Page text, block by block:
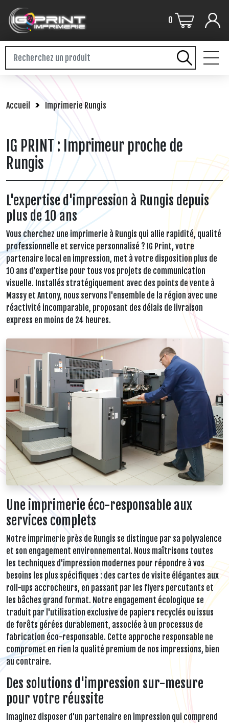
0
FLYERS / DEPLIANT
STICKERS
CARNETS / LIASSES
Accueil Imprimerie Rungis
IG PRINT : Imprimeur proche de
Rungis
L'expertise d'impression à Rungis depuis
plus de 10 ans
Vous cherchez une imprimerie à Rungis qui allie rapidité, qualité
professionnelle et service personnalisé ? IG Print, votre
partenaire local en impression, met à votre disposition plus de
10 ans d'expertise pour tous vos projets de communication
visuelle. Installés stratégiquement avec des points de vente à
Massy et Antony, nous servons l'ensemble de la région avec une
réactivité incomparable, proposant des délais de livraison
express en moins de 24 heures.
Une imprimerie éco-responsable aux
services complets
Notre imprimerie près de Rungis se distingue par sa polyvalence
et son engagement environnemental. Nous maîtrisons toutes
les techniques d'impression modernes pour répondre à vos
besoins les plus spécifiques : des cartes de visite élégantes aux
roll-ups accrocheurs, en passant par les flyers percutants et
les bâches grand format. Notre engagement écologique se
traduit par l'utilisation exclusive de papiers recyclés ou issus
de forêts gérées durablement, associée à un processus de
fabrication éco-responsable. Cette approche responsable ne
compromet en rien la qualité premium de nos impressions, bien
au contraire.
Des solutions d'impression sur-mesure
pour votre réussite
Imaginez disposer d'un partenaire en impression qui comprend